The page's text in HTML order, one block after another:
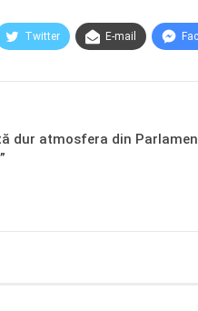
Twitter E-mail
dur atmosfera din